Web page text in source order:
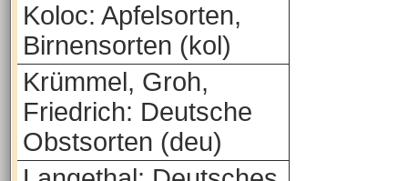
Koloc: Apfelsorten,
Birnensorten (kol)
Krümmel, Groh,
Friedrich: Deutsche
Obstsorten (deu)